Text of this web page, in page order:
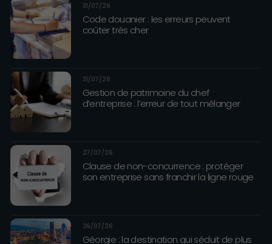
31/07/26
Code douanier : les erreurs peuvent
coûter très cher
31/07/26
Gestion de patrimoine du chef
d’entreprise : l’erreur de tout mélanger
27/07/26
Clause de non-concurrence : protéger
son entreprise sans franchir la ligne rouge
26/07/26
Géorgie : la destination qui séduit de plus